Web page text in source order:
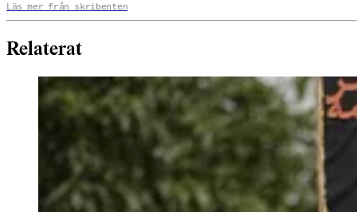
Läs mer från skribenten
Relaterat